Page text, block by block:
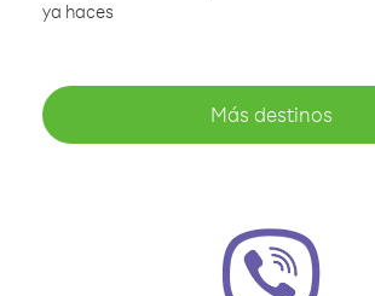
ya haces
Más destinos